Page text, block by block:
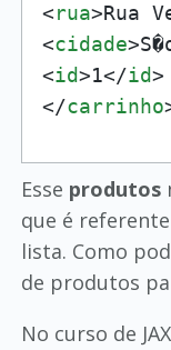
<rua>Rua
<cidade>
<id>1</id>
</carrinho
Esse produtos
que é
lista. Como
de produtos
No curso de